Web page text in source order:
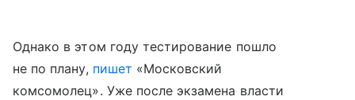
Однако в этом году тестирование пошло
не по плану, пишет «Московский
комсомолец». Уже после экзамена власти